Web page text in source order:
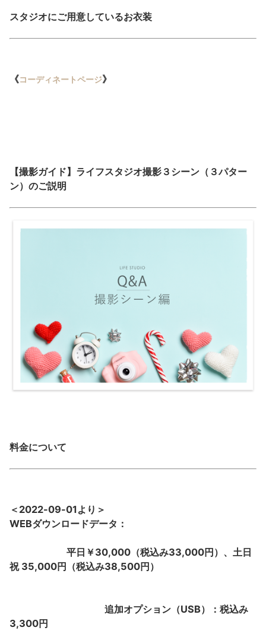
スタジオにご用意しているお衣装
《コーディネートページ》
【撮影ガイド】ライフスタジオ撮影３シーン（３パター
ン）のご説明
料金について
＜2022-09-01より＞
WEBダウンロードデータ：
平日￥30,000（税込み33,000円 ）、土日
祝 35,000円（税込み38,500円）
追加オプション（USB）：税込み
3,300円